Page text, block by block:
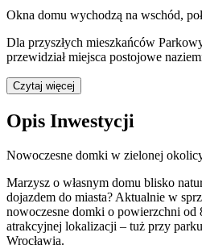
Okna domu wychodzą na wschód,
Dla przyszłych mieszkańców
przewidziałmiejsca postojowe
Czytaj więcej
Opis Inwestycji
Nowoczesne domki w zielonej
Marzysz o własnym domu blisko
dojazdem do miasta? Aktualnie w
nowoczesne domki o powierzchni od
atrakcyjnej lokalizacji – tuż przy
Wrocławia.